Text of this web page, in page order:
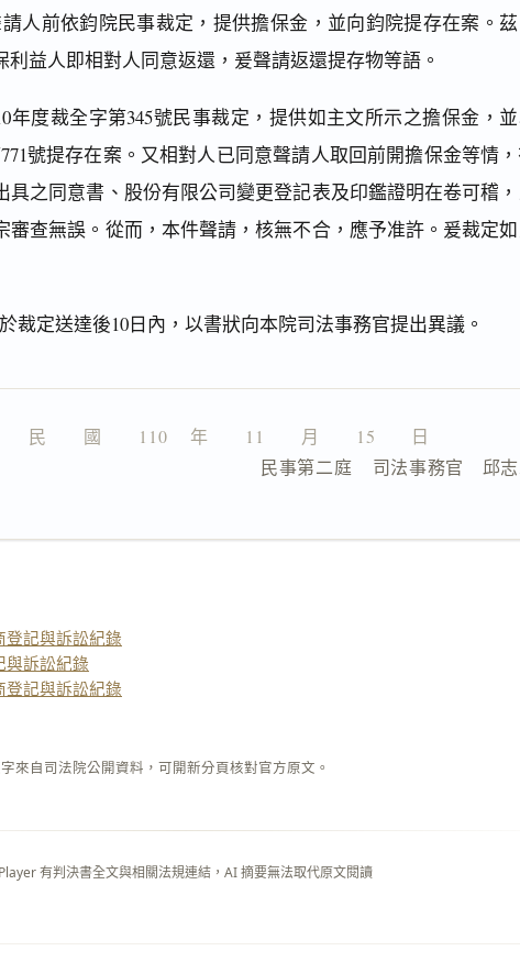
人前依鈞院民事裁定，提供擔保金，並向鈞院提存在案。
利益人即相對人同意返還，爰聲請返還提存物等語。
年度裁全字第345號民事裁定，提供如主文所示之擔保金，
號提存在案。又相對人已同意聲請人取回前開擔保金等情
具之同意書、股份有限公司變更登記表及印鑑證明在卷可稽
審查無誤。從而，本件聲請，核無不合，應予准許。爰裁定
裁定送達後10日內，以書狀向本院司法事務官提出異議。
　民　　國　　110 　年　　11　　月　　15　　日
民事第二庭    司法事務官　邱
登記與訴訟紀錄
與訴訟紀錄
登記與訴訟紀錄
來自司法院公開資料，可開新分頁核對官方原文。
有判決書全文與相關法規連結，AI 摘要無法取代原文閱讀